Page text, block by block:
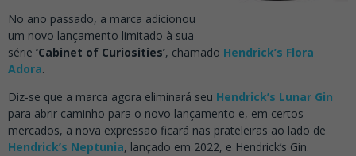
No ano passado, a marca adicionou
um novo lançamento limitado à sua
série ‘Cabinet of Curiosities’, chamado Hendrick’s Flora
Adora.
Diz-se que a marca agora eliminará seu Hendrick’s Lunar Gin
para abrir caminho para o novo lançamento e, em certos
mercados, a nova expressão ficará nas prateleiras ao lado de
Hendrick’s Neptunia, lançado em 2022, e Hendrick’s Gin.